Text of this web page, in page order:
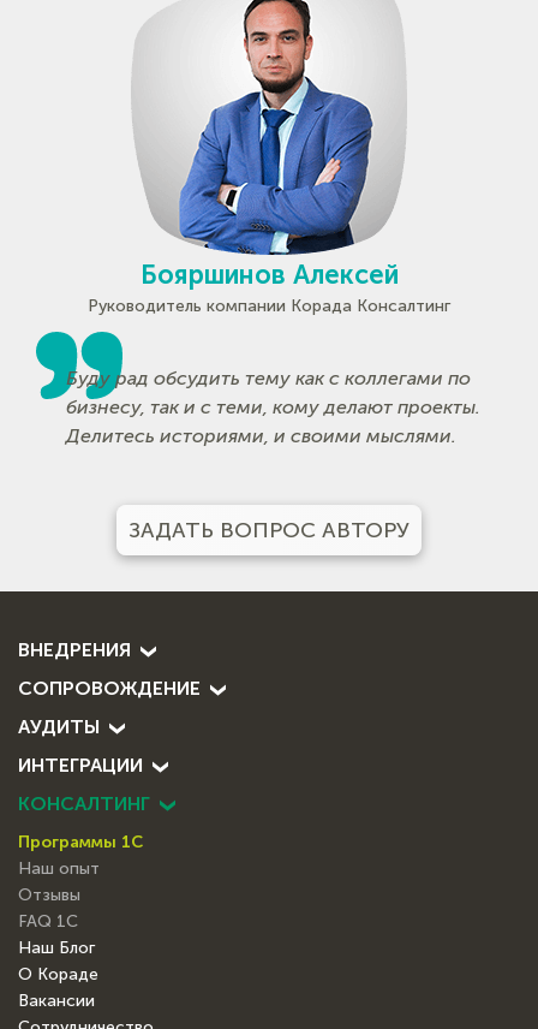
Бояршинов Алексей
Руководитель компании Корада Консалтинг
Буду рад обсудить тему как с коллегами по
бизнесу, так и с теми, кому делают проекты.
Делитесь историями, и своими мыслями.
ЗАДАТЬ ВОПРОС АВТОРУ
ВНЕДРЕНИЯ
СОПРОВОЖДЕНИЕ
КОНСАЛТИНГ
АУДИТЫ
ИНТЕГРАЦИИ
Программы 1С
Наш опыт
Отзывы
FAQ 1С
Наш Блог
О Кораде
Вакансии